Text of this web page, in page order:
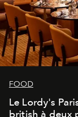
FOOD
Le Lordy's
british à deux